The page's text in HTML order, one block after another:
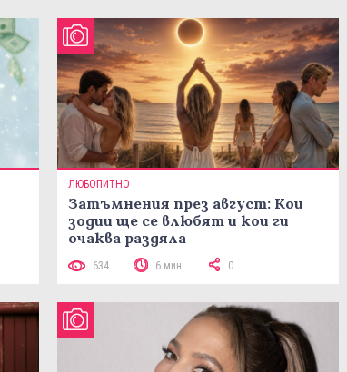
ЛЮБОПИТНО
Затъмнения през август: Кои
зодии ще се влюбят и кои ги
очаква раздяла
634 6 мин 0